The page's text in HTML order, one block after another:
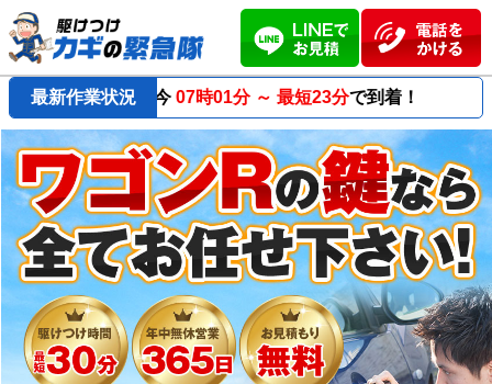
最新作業状況
07時01分 ～最短23分で到着！